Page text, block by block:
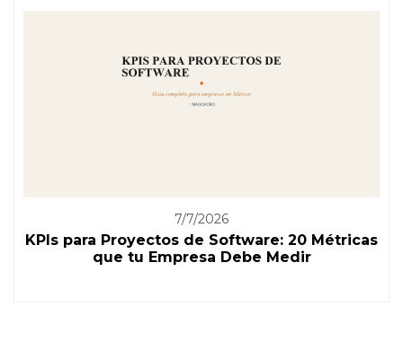
7/7/2026
KPIs para Proyectos de Software: 20 Métricas
que tu Empresa Debe Medir